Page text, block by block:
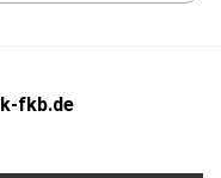
fkb.de